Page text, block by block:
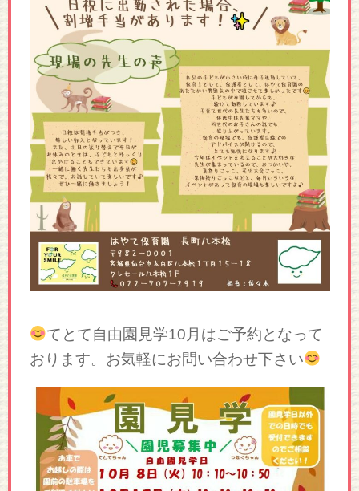
てとて自由園見学10月はご予約となって
おります。お気軽にお問い合わせ下さい